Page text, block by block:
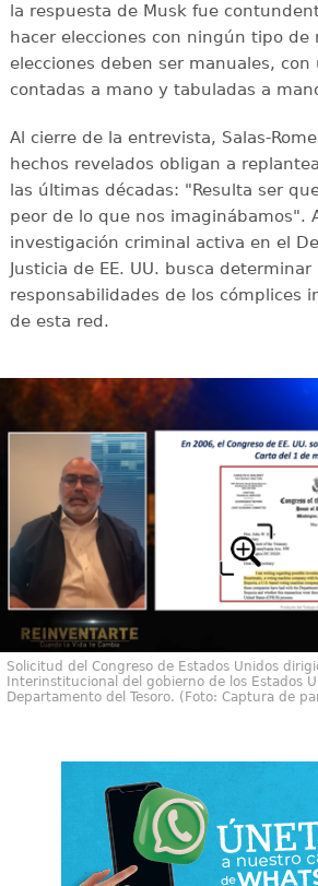
la respuesta de Musk fue
hacer elecciones con ningún tipo de
elecciones deben ser manuales, con
contadas a mano y tabuladas a
Al cierre de la entrevista, Salas-
hechos revelados obligan a
las últimas décadas: "Resulta ser
peor de lo que nos imaginábamos".
investigación criminal activa en el
Justicia de EE. UU. busca determinar
responsabilidades de los cómplices
de esta red.
Solicitud del Congreso de Estados Unidos
Interinstitucional del gobierno de los Estados
Departamento del Tesoro. (Foto: Captura de